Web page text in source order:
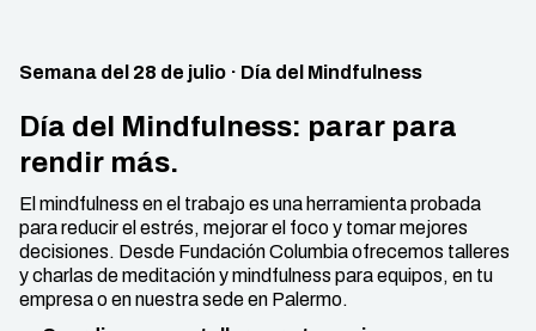
Semana del 28 de julio · Día del Mindfulness
Día del Mindfulness: parar para
rendir más.
El mindfulness en el trabajo es una herramienta probada
para reducir el estrés, mejorar el foco y tomar mejores
decisiones. Desde Fundación Columbia ofrecemos talleres
y charlas de meditación y mindfulness para equipos, en tu
empresa o en nuestra sede en Palermo.